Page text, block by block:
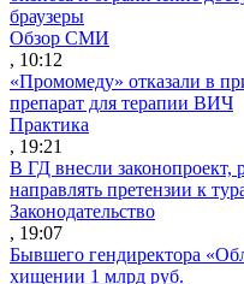
браузеры
Обзор СМИ
, 10:12
«Промомеду» отказали в
препарат для терапии ВИЧ
Практика
, 19:21
В ГД внесли
направлять претензии к
Законодательство
, 19:07
Бывшего гендиректора
хищении 1 млрд руб.